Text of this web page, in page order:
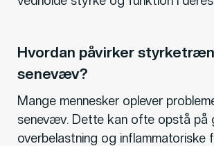
Hvordan påvirker
senevæv?
Mange mennesker oplever
senevæv. Dette kan ofte opstå på
overbelastning og inflammatoriske